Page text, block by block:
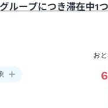
ループにつき滞在中1つ
お